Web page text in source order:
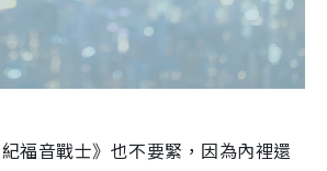
福音戰士》也不要緊，因為內裡還